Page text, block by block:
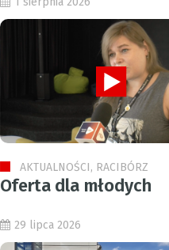
AKTUALNOŚCI, RACIBÓRZ
Oferta dla młodych
29 lipca 2026